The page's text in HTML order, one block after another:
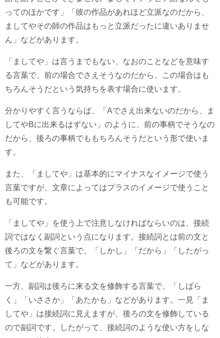
ってのほかです」「彼の作品があれほど立派なのだから、
ましてやその師の作品はもっと立派だったに違いありませ
ん」などがあります。
「ましてや」は言うまでもない、なおのことなどを意味す
る言葉で、前の場合でさえそうなのだから、この場合はも
ちろんそうだという気持ちを表す場合に使います。
分かりやすく言うならば、「Aでさえ出来ないのだから、ま
してやBに出来るはずない」のように、前の事柄でそうなの
だから、後ろの事柄でももちろんそうだという形で使いま
す。
また、「ましてや」は基本的にマイナスなイメージで使う
言葉ですが、文章によってはプラスのイメージで使うこと
も可能です。
「ましてや」を使う上で注意しなければならいのは、接続
詞ではなく副詞という点になります。接続詞とは前の文と
後ろの文を繋ぐ言葉で、「しかし」「だから」「したがっ
て」などがあります。
一方、副詞は後ろに来る文を修飾する言葉で、「しばら
く」「いささか」「あたかも」などがあります。一見「ま
してや」は接続詞に見えますが、後ろの文を修飾している
ので副詞です。したがって、接続詞のような使い方をしな